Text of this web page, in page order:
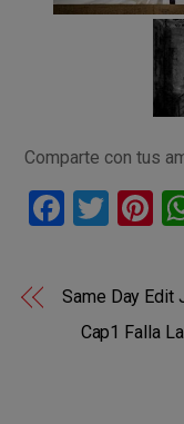
Comparte con tus
F
ce
b
o
T
tt
er
Pi
er
t
Same Day Edit
Cap1 Falla